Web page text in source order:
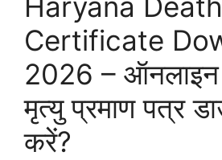
Certificate
2026 – ऑनलाइन
मृत्यु प्रमाण पत्र
करें?